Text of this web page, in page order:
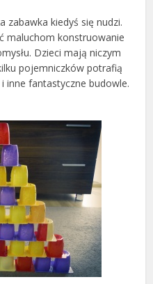
zabawka kiedyś się nudzi.
maluchom konstruowanie
Dzieci mają niczym
pojemniczków potrafią
inne fantastyczne budowle.